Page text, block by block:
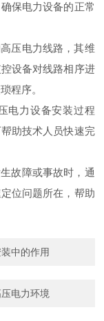
保电力设备的正常
压电力线路，其维
设备对线路相序进
程序。
力设备安装过程
助技术人员快速完
故障或事故时，通
位问题所在，帮助
中的作用
电力环境